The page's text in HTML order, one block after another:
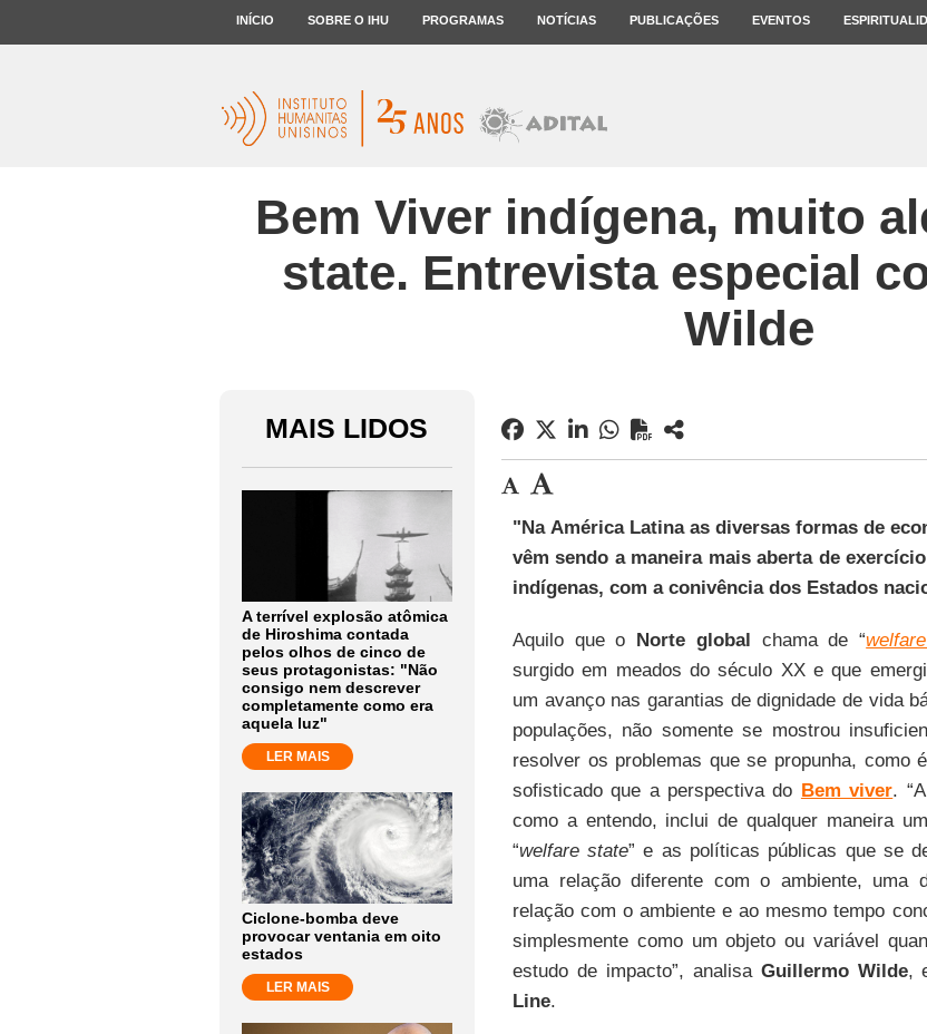
INÍCIO SOBRE O IHU PROGRAMAS NOTÍCIAS PUBLICAÇÕES EVENTOS
Bem Viver indígena, muito
state. Entrevista especial
Wilde
MAIS LIDOS
A terrível explosão atômica
de Hiroshima contada
pelos olhos de cinco de
seus protagonistas: "Não
consigo nem descrever
completamente como era
aquela luz"
LER MAIS
Ciclone-bomba deve
provocar ventania em oito
estados
LER MAIS
"Na América Latinaas diversas formas de
vêm sendo a maneira mais aberta de
indígenas, com a conivência dos Estados
Aquilo que o Norte global chama de “
surgido em meados do século XX e que
um avanço nas garantias de dignidade de vida
populações, não somente se mostrou
resolver os problemas que se propunha, como
sofisticado que a perspectiva do Bem viver.
como a entendo, inclui de qualquer maneira
“welfare state” e as políticas públicas que se
uma relação diferente com o ambiente, uma
relação com o ambiente e ao mesmo tempo
simplesmente como um objeto ou variável
estudo de impacto”, analisa Guillermo Wilde,
Line.